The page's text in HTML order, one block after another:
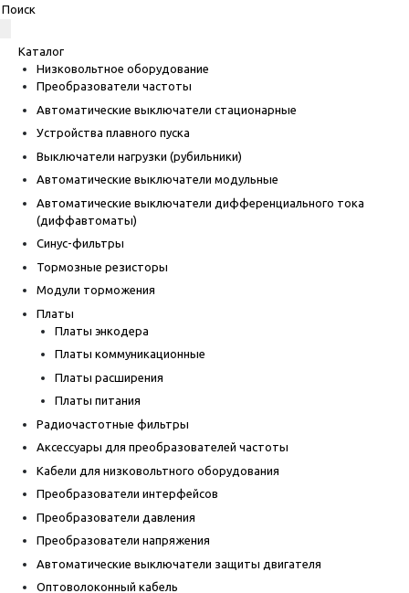
Каталог
Низковольтное оборудование
Преобразователи частоты
Автоматические выключатели стационарные
Устройства плавного пуска
Выключатели нагрузки (рубильники)
Автоматические выключатели модульные
Автоматические выключатели дифференциального тока
(диффавтоматы)
Синус-фильтры
Тормозные резисторы
Модули торможения
Платы
Платы энкодера
Платы коммуникационные
Платы расширения
Платы питания
Радиочастотные фильтры
Аксессуары для преобразователей частоты
Кабели для низковольтного оборудования
Преобразователи интерфейсов
Преобразователи давления
Преобразователи напряжения
Автоматические выключатели защиты двигателя
Оптоволоконный кабель